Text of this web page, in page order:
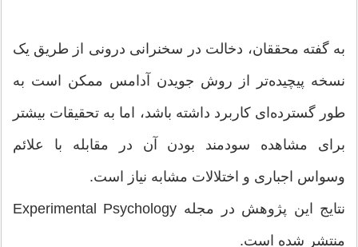
به گفته محققان، دخالت در سخنرانی درونی از طریق یک
نسخه پیچیده‌تر از روش جویدن آدامس ممکن است به
طور گسترده‌ای کاربرد داشته باشد، اما به تحقیقات بیشتر
برای مشاهده سودمند بودن آن در مقابله با علائم
وسواس اجباری و اختلالات مشابه نیاز است.
نتایج این پژوهش در مجله Experimental Psychology
منتشر شده است.